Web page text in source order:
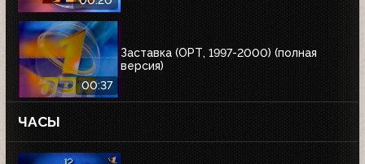
00:37
Заставка (ОРТ, 1997-2000) (полная
версия)
ЧАСЫ